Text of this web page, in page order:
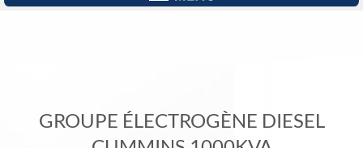
GROUPE ÉLECTROGÈNE DIESEL